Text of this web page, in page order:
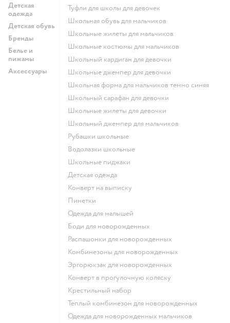
Детская
одежда
Детская обувь
Бренды
Белье и
пижамы
Аксессуары
Туфли для школы для девочек
Школьная обувь для мальчиков
Школьные жилеты для мальчиков
Школьные костюмы для мальчиков
Школьный кардиган для девочки
Школьные джемпер для девочки
Школьная форма для мальчиков темно синяя
Школьный сарафан для девочки
Школьные жилеты для девочки
Школьный джемпер для мальчиков
Рубашки школьные
Водолазки школьные
Школьные пиджаки
Детская одежда
Конверт на выписку
Пинетки
Одежда для малышей
Боди для новорожденных
Распашонки для новорожденных
Комбинезоны для новорожденных
Эргорюкзак для новорожденных
Конверт в прогулочную коляску
Крестильный набор
Теплый комбинезон для новорожденных
Одежда для новорожденных мальчиков